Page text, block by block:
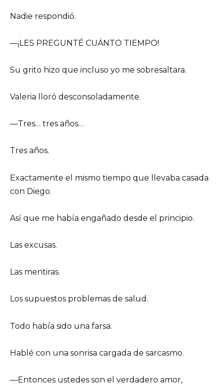
Nadie respondió.
—¡LES PREGUNTÉ CUÁNTO TIEMPO!
Su grito hizo que incluso yo me sobresaltara.
Valeria lloró desconsoladamente.
—Tres… tres años…
Tres años.
Exactamente el mismo tiempo que llevaba casada
con Diego.
Así que me había engañado desde el principio.
Las excusas.
Las mentiras.
Los supuestos problemas de salud.
Todo había sido una farsa.
Hablé con una sonrisa cargada de sarcasmo.
—Entonces ustedes son el verdadero amor,